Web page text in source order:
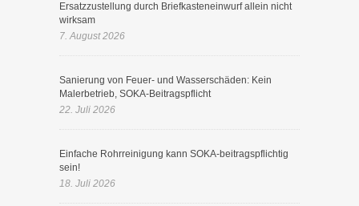
Ersatzzustellung durch Briefkasteneinwurf allein nicht
wirksam
7. August 2026
Sanierung von Feuer- und Wasserschäden: Kein
Malerbetrieb, SOKA-Beitragspflicht
22. Juli 2026
Einfache Rohrreinigung kann SOKA-beitragspflichtig
sein!
18. Juli 2026